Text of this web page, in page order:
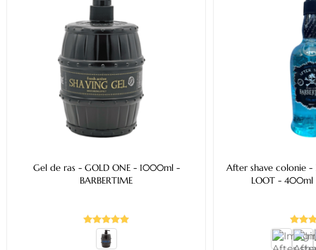
Gel de ras - GOLD ONE - 1000ml -
BARBERTIME
After shave colonie -
LOOT -